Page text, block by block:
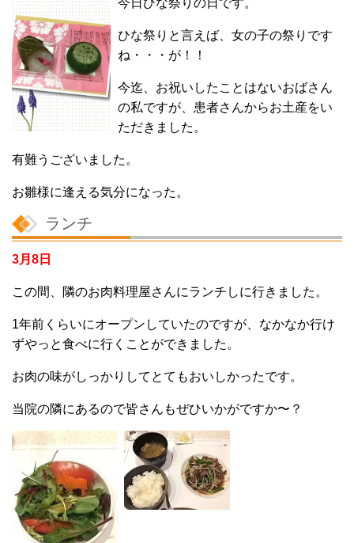
今日ひな祭りの日です。
ひな祭りと言えば、女の子の祭りです
ね・・・が！！
今迄、お祝いしたことはないおばさん
の私ですが、患者さんからお土産をい
ただきました。
有難うございました。
お雛様に逢える気分になった。
ランチ
3月8日
この間、隣のお肉料理屋さんにランチしに行きました。
1年前くらいにオープンしていたのですが、なかなか行け
ずやっと食べに行くことができました。
お肉の味がしっかりしてとてもおいしかったです。
当院の隣にあるので皆さんもぜひいかがですか〜？